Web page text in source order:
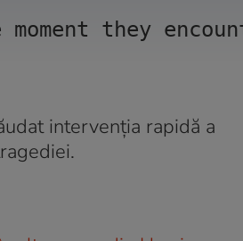
moment they
intervenția rapidă a